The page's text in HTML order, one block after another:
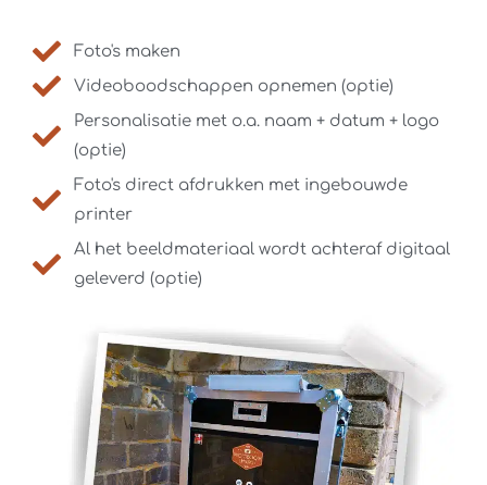
Foto's maken
Videoboodschappen opnemen (optie)
Personalisatie met o.a. naam + datum + logo
(optie)
Foto's direct afdrukken met ingebouwde
printer
Al het beeldmateriaal wordt achteraf digitaal
geleverd (optie)